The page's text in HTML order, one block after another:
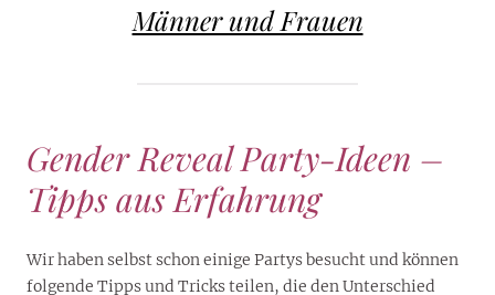
Männer und Frauen
Gender Reveal Party-Ideen –
Tipps aus Erfahrung
Wir haben selbst schon einige Partys besucht und können
folgende Tipps und Tricks teilen, die den Unterschied